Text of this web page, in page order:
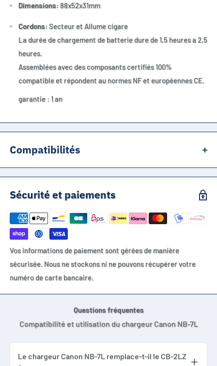
Dimensions:88x52x31mm
Cordons:Secteur et Allume cigare
La durée de chargement de batterie dure de 1,5 heures a 2,5
heures.
Assemblées avec des composants certifiés 100%
compatible et répondent au normes NF et européennes CE.
garantie : 1 an
Compatibilités
PowerShot G12, Canon PowerShot SX30 IS
Sécurité et paiements
Vos informations de paiement sont gérées de manière
sécurisée. Nous ne stockons ni ne pouvons récupérer votre
numéro de carte bancaire.
Questions fréquentes
Compatibilité et utilisation du chargeur Canon NB-7L
Le chargeur Canon NB-7L remplace-t-il le CB-2LZ